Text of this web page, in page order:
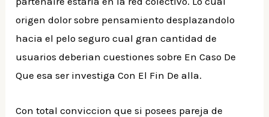
origen dolor sobre pensamiento desplazandolo
hacia el pelo seguro cual gran cantidad de
usuarios deberi­an cuestiones sobre En Caso De
Que esa ser investiga Con El Fin De alla.
Con total conviccion que si posees pareja de